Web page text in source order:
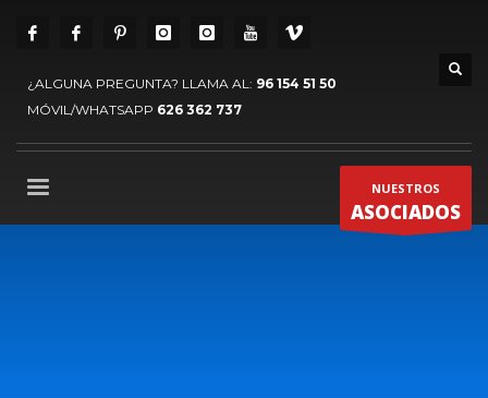
¿ALGUNA PREGUNTA? LLAMA AL: 96 154 51 50
MÓVIL/WHATSAPP 626 362 737
NUESTROS
ASOCIADOS